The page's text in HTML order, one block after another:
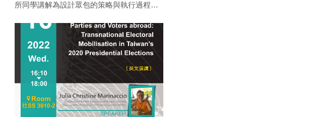
所同學講解為設計眾包的策略與執行過程中